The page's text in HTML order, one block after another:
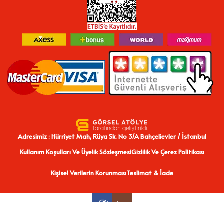
Adresimiz : Hürriyet Mah, Rüya Sk. No 3/A Bahçelievler / İstanbul
Kullanım Koşulları Ve Üyelik SözleşmesiGizlilik Ve Çerez Politikası
Kişisel Verilerin KorunmasıTeslimat & İade